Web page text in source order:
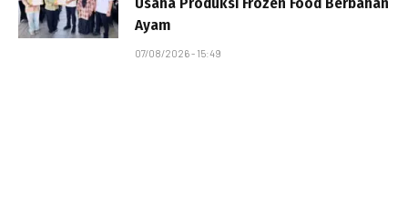
Ayam
07/08/2026 - 15:49